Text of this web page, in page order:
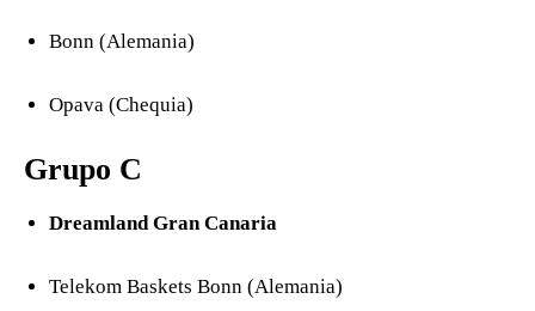
Bonn (Alemania)
Opava (Chequia)
Grupo C
Dreamland Gran Canaria
Telekom Baskets Bonn (Alemania)